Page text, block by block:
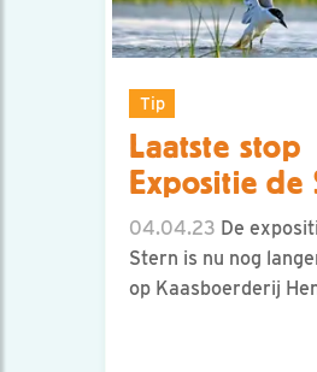
Tip
Laatste stop
Expositie de
04.04.23 De
Stern is nu nog
op Kaasboerderij